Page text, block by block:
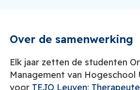
Over de samenwerking
Elk jaar zetten de studenten
Management van Hogeschool
voor TEJO Leuven;